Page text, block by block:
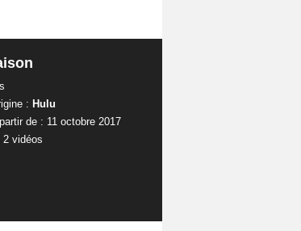
: Hulu
de : 11 octobre 2017
2 vidéos